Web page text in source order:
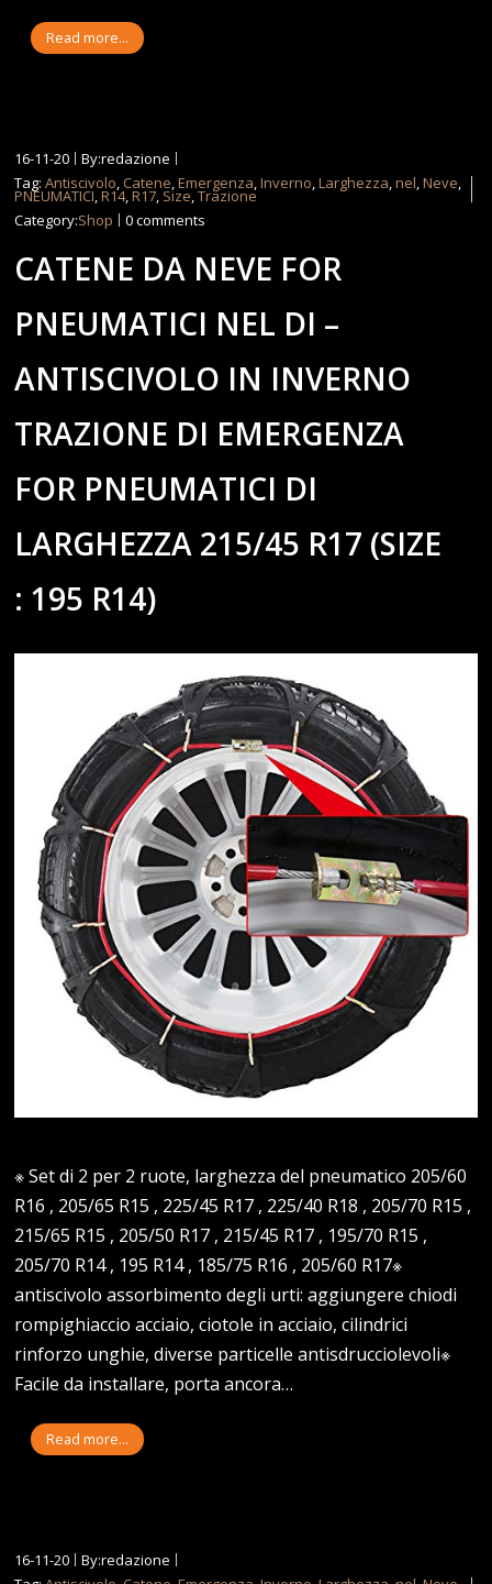
Read more...
16-11-20
By:redazione
Tag:Antiscivolo, Catene,Emergenza,Inverno,Larghezza,nel,Neve,
PNEUMATICI,R14,R17, Size,Trazione
Category:Shop 0 comments
CATENE DA NEVE FOR
PNEUMATICI NEL DI –
ANTISCIVOLO IN INVERNO
TRAZIONE DI EMERGENZA
FOR PNEUMATICI DI
LARGHEZZA 215/45 R17 (SIZE
: 195 R14)
※ Set di 2 per 2 ruote, larghezza del pneumatico 205/60
R16 , 205/65 R15 , 225/45 R17 , 225/40 R18 , 205/70 R15 ,
215/65 R15 , 205/50 R17 , 215/45 R17 , 195/70 R15 ,
205/70 R14 , 195 R14 , 185/75 R16 , 205/60 R17※
antiscivolo assorbimento degli urti: aggiungere chiodi
rompighiaccio acciaio, ciotole in acciaio, cilindrici
rinforzo unghie, diverse particelle antisdrucciolevoli※
Facile da installare, porta ancora…
Read more...
16-11-20
By:redazione